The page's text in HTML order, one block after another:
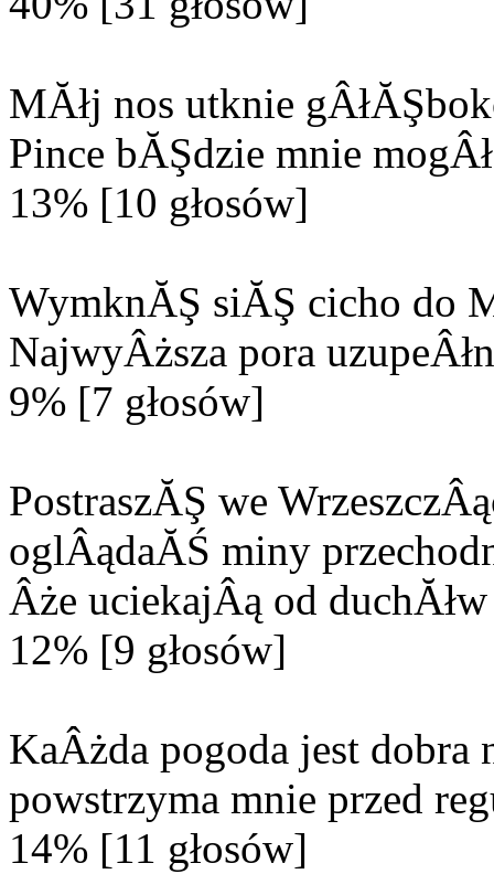
MĂłj nos utknie
Pince bĂŞdzie mnie
13% [10 głosów]
WymknĂŞ siĂŞ cicho do
NajwyÂższa pora
9% [7 głosów]
PostraszĂŞ we
oglÂądaĂŚ miny
Âże uciekajÂą od
12% [9 głosów]
KaÂżda pogoda jest
powstrzyma mnie przed
14% [11 głosów]